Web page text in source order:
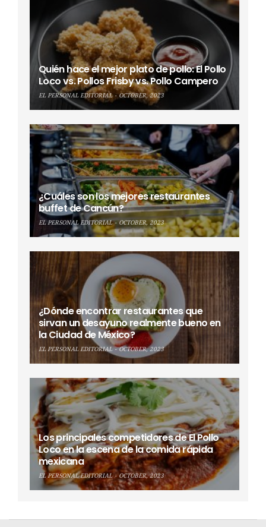
Quién hace el mejor plato de pollo: El Pollo
Loco vs. Pollos Frisby vs. Pollo Campero
EL PERSONAL EDITORIAL OCTOBER, 2023
¿Cuáles son los mejores restaurantes
buffet de Cancún?
EL PERSONAL EDITORIAL OCTOBER, 2023
¿Dónde encontrar restaurantes que
sirvan un desayuno realmente bueno en
la Ciudad de México?
EL PERSONAL EDITORIAL OCTOBER, 2023
Los principales competidores de El Pollo
Loco en la escena de la comida rápida
mexicana
EL PERSONAL EDITORIAL OCTOBER, 2023